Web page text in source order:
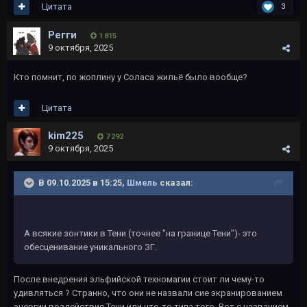
3
Цитата
Регги 1 815
9 октября, 2025
Кто помнит, по жоплину у Соласа жильё было вообще?
Цитата
kim225 7 292
9 октября, 2025
В 09.10.2025 в 15:25, Шмель сказал:
А всякие зонтики в Тени (точнее "на границе Тени")- это
обесценивание уникального ЗГ.
После внедрения эльфийской техномагии стоит ли чему-то
удивляться ? Странно, что они не назвали сие экранированием